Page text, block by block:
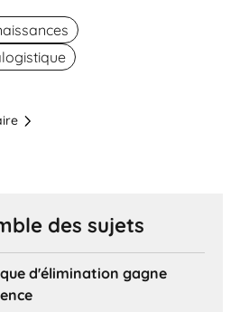
des sujets
d'élimination gagne